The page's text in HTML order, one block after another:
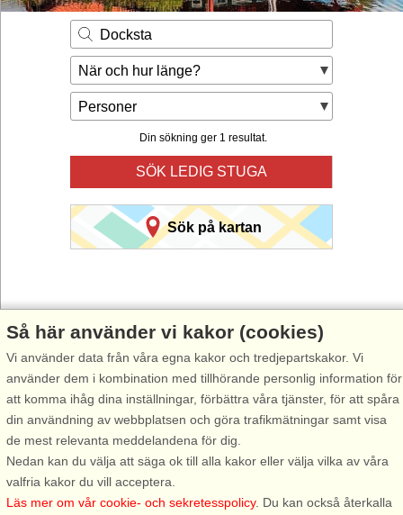
Se hur mycket du kan tjäna
Räkna ut din
hyresintäkt
Docksta
När och hur länge?
Personer
Din sökning ger 1 resultat.
SÖK LEDIG STUGA
Sök på kartan
Välj Stugsommar när du vill hyra stuga till din nästa semester.
Använd vår smarta sökfunktion här under för att hitta en ledig stuga i
just det område du önskar. Du kan även filtrera din sökning och välja
om stugan exempelvis ska ha havsutsikt, pool, diskmaskin, internet
osv.
Så här använder vi kakor (cookies)
Vi använder data från våra egna kakor och tredjepartskakor. Vi
använder dem i kombination med tillhörande personlig information för
att komma ihåg dina inställningar, förbättra våra tjänster, för att spåra
din användning av webbplatsen och göra trafikmätningar samt visa
de mest relevanta meddelandena för dig.
Nedan kan du välja att säga ok till alla kakor eller välja vilka av våra
valfria kakor du vill acceptera.
Läs mer om vår cookie- och sekretesspolicy. Du kan också återkalla